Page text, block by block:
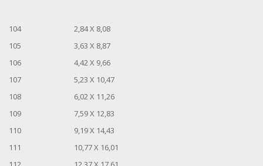
104
2,84 X 8,08
105
3,63 X 8,87
106
4,42 X 9,66
107
5,23 X 10,47
108
6,02 X 11,26
109
7,59 X 12,83
110
9,19 X 14,43
111
10,77 X 16,01